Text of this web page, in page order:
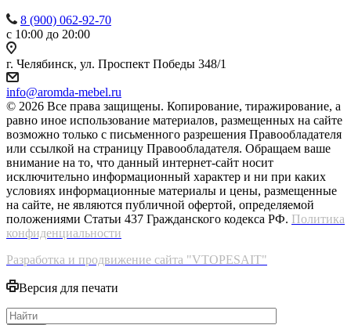
8 (900) 062-92-70
с 10:00 до 20:00
г. Челябинск, ул. Проспект Победы 348/1
info@aromda-mebel.ru
© 2026 Все права защищены. Копирование, тиражирование, а
равно иное использование материалов, размещенных на сайте
возможно только с письменного разрешения Правообладателя
или ссылкой на страницу Правообладателя. Обращаем ваше
внимание на то, что данный интернет-сайт носит
исключительно информационный характер и ни при каких
условиях информационные материалы и цены, размещенные
на сайте, не являются публичной офертой, определяемой
положениями Статьи 437 Гражданского кодекса РФ. Политика
конфиденциальности
Разработка и продвижение сайта "VTOPESAIT"
Версия для печати